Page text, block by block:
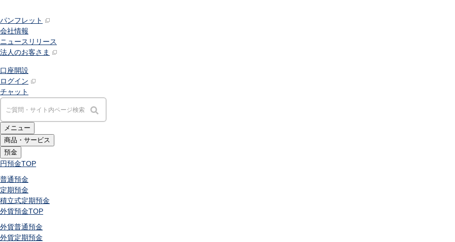
パンフレット
会社情報
ニュースリリース
法人のお客さま
口座開設
ログイン
チャット
メニュー
商品・サービス
預金
円預金TOP
普通預金
定期預金
積立式定期預金
外貨預金TOP
外貨普通預金
外貨定期預金